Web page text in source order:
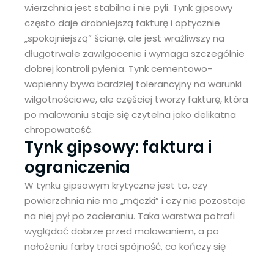
wierzchnia jest stabilna i nie pyli. Tynk gipsowy
często daje drobniejszą fakturę i optycznie
„spokojniejszą” ścianę, ale jest wrażliwszy na
długotrwałe zawilgocenie i wymaga szczególnie
dobrej kontroli pylenia. Tynk cementowo-
wapienny bywa bardziej tolerancyjny na warunki
wilgotnościowe, ale częściej tworzy fakturę, która
po malowaniu staje się czytelna jako delikatna
chropowatość.
Tynk gipsowy: faktura i
ograniczenia
W tynku gipsowym krytyczne jest to, czy
powierzchnia nie ma „mączki” i czy nie pozostaje
na niej pył po zacieraniu. Taka warstwa potrafi
wyglądać dobrze przed malowaniem, a po
nałożeniu farby traci spójność, co kończy się